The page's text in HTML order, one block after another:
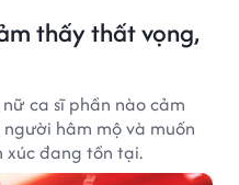
thấy thất vọng,
ca sĩ phần nào cảm
hâm mộ và muốn
đang tồn tại.